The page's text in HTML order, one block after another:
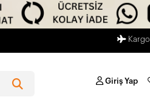
Giriş Yap